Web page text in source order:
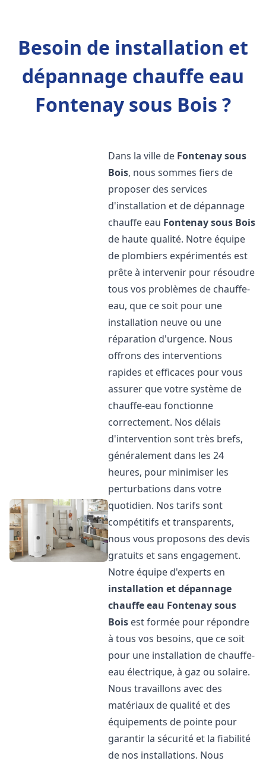
Besoin de installation et
dépannage chauffe eau
Fontenay sous Bois ?
Dans la ville de Fontenay sous
Bois, nous sommes fiers de
proposer des services
d'installation et de dépannage
chauffe eau Fontenay sous Bois
de haute qualité. Notre équipe
de plombiers expérimentés est
prête à intervenir pour résoudre
tous vos problèmes de chauffe-
eau, que ce soit pour une
installation neuve ou une
réparation d'urgence. Nous
offrons des interventions
rapides et efficaces pour vous
assurer que votre système de
chauffe-eau fonctionne
correctement. Nos délais
d'intervention sont très brefs,
généralement dans les 24
heures, pour minimiser les
perturbations dans votre
quotidien. Nos tarifs sont
compétitifs et transparents,
nous vous proposons des devis
gratuits et sans engagement.
Notre équipe d'experts en
installation et dépannage
chauffe eau Fontenay sous
Bois est formée pour répondre
à tous vos besoins, que ce soit
pour une installation de chauffe-
eau électrique, à gaz ou solaire.
Nous travaillons avec des
matériaux de qualité et des
équipements de pointe pour
garantir la sécurité et la fiabilité
de nos installations. Nous